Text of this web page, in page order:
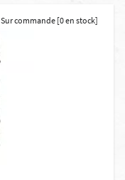
Sur commande [0 en stock]